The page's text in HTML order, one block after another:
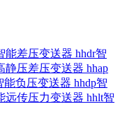
能差压变送器 hhdr智
静压差压变送器 hhap
能负压变送器 hhdp智
远传压力变送器 hhlt智